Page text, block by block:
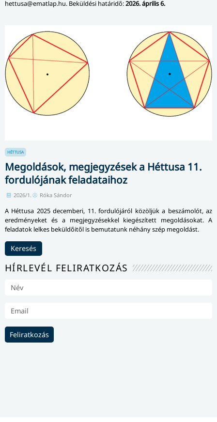
hettusa@ematlap.hu. Beküldési határidő:2026. április 6.
HÉTTUSA
Megoldások, megjegyzések a Héttusa 11.
fordulójának feladataihoz
2026/1. Róka Sándor
A Héttusa 2025 decemberi, 11. fordulójáról közöljük a beszámolót, az
eredményeket és a megjegyzésekkel kiegészített megoldásokat. A
feladatok lelkes beküldőitől is bemutatunk néhány szép megoldást.
Keresés
HÍRLEVÉL FELIRATKOZÁS
Feliratkozás